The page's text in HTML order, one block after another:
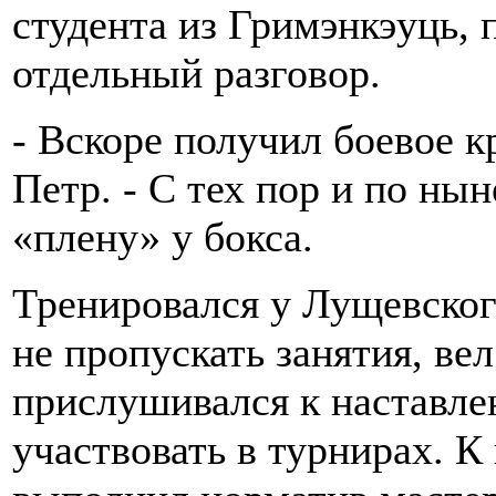
студента из
отдельный разговор.
- Вскоре получил боевое
Петр. - С тех пор и по
«плену» у бокса.
Тренировался у
не пропускать занятия,
прислушивался к
участвовать в турнирах.